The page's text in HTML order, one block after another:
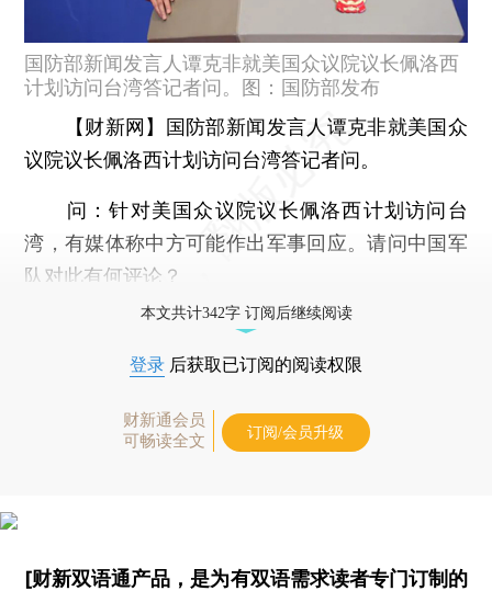
国防部新闻发言人谭克非就美国众议院议长佩洛西
计划访问台湾答记者问。图：国防部发布
【财新网】 国防部新闻发言人谭克非就美国众
议院议长佩洛西计划访问台湾答记者问。
问：针对美国众议院议长佩洛西计划访问台
湾，有媒体称中方可能作出军事回应。请问中国军
队对此有何评论？
本文共计342字 订阅后继续阅读
登录 后获取已订阅的阅读权限
财新通会员
可畅读全文
订阅/会员升级
[财新双语通产品，是为有双语需求读者专门订制的